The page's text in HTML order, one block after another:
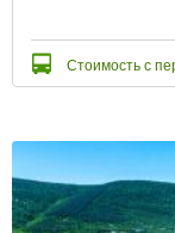
Стоимость с